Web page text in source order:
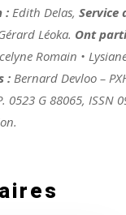
: Edith Delas,Service
Léoka. Ont
Romain •
:Bernard Devloo –
0523 G 88065,